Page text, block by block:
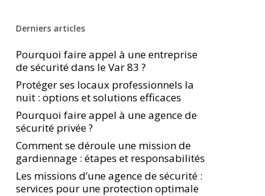
Derniers articles
Pourquoi faire appel à une entreprise
de sécurité dans le Var 83 ?
Protéger ses locaux professionnels la
nuit : options et solutions efficaces
Pourquoi faire appel à une agence de
sécurité privée ?
Comment se déroule une mission de
gardiennage : étapes et responsabilités
Les missions d’une agence de sécurité :
services pour une protection optimale